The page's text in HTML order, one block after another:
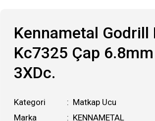
Kennametal Godrill
Kc7325 Çap
3XDc.
Kategori
Matkap Ucu
Marka
KENNAMETAL